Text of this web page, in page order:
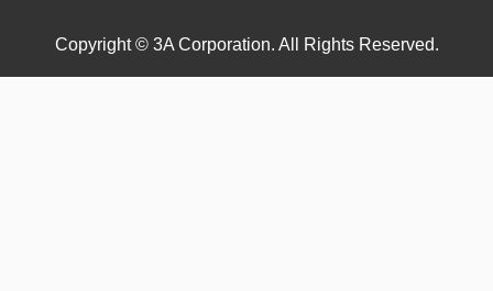
Copyright © 3A Corporation. All Rights Reserved.